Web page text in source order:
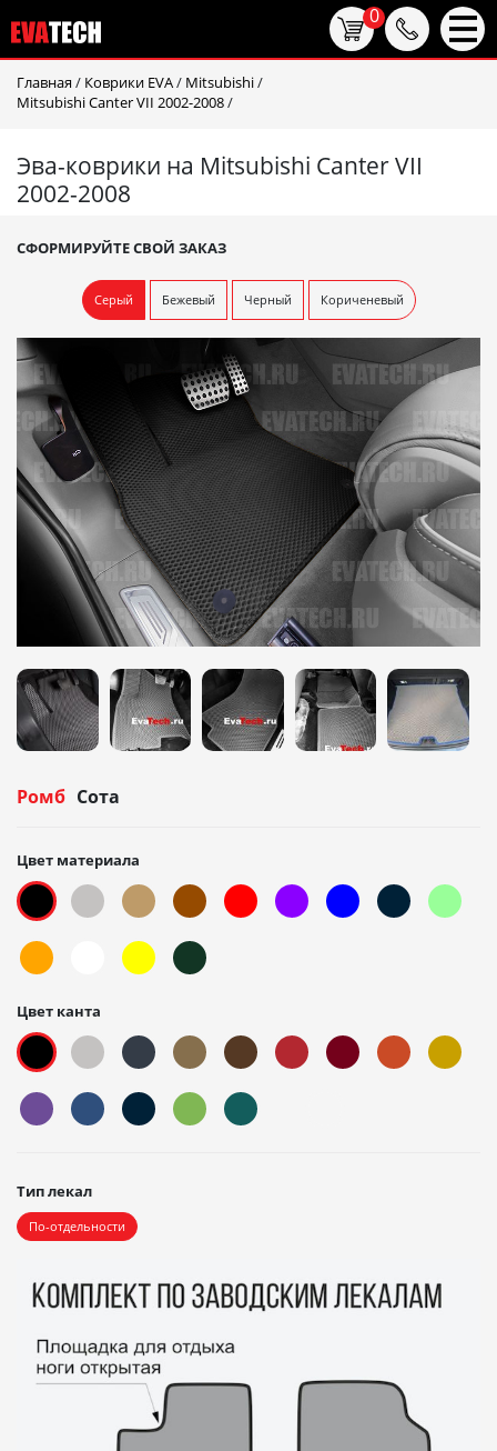
Главная / Коврики EVA/ Mitsubishi/
Mitsubishi Canter VII 2002-2008/
Эва-коврики на Mitsubishi Canter VII
2002-2008
СФОРМИРУЙТЕ СВОЙ ЗАКАЗ
Серый Бежевый Черный Кориченевый
Ромб Сота
Цвет материала
Цвет канта
Тип лекал
По-отдельности
0